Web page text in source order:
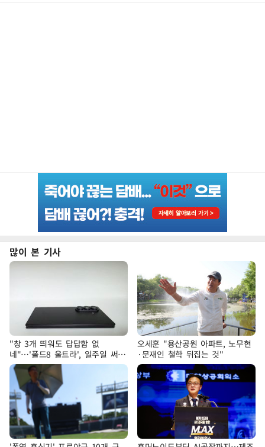
많이 본 기사
"창 3개 띄워도 답답함 없
네"…'폴드8 울트라', 일주일 써보
니
오세훈 "용산공원 아파트, 노무현
·문재인 철학 뒤집는 것"